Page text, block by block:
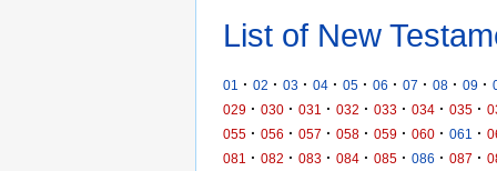
List of New
01 · 02 · 03 · 04 · 05 · 06 · 07 · 08 · 09 ·
029 · 030 · 031 · 032 · 033 · 034 · 035 ·
055 · 056 · 057 · 058 · 059 · 060 · 061 ·
081
· 082 · 083 · 084 · 085 · 086 · 087 ·